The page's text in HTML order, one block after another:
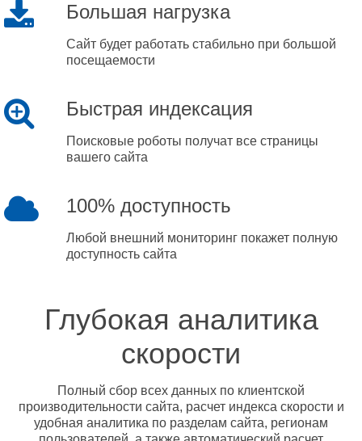
Большая нагрузка
Сайт будет работать стабильно при большой
посещаемости
Быстрая индексация
Поисковые роботы получат все страницы
вашего сайта
100% доступность
Любой внешний мониторинг покажет полную
доступность сайта
Глубокая аналитика
скорости
Полный сбор всех данных по клиентской
производительности сайта, расчет индекса скорости и
удобная аналитика по разделам сайта, регионам